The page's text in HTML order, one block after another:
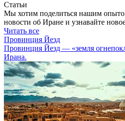
Статьи
Мы хотим поделиться нашим
новости об Иране и узнавайте
Читать все
Провинция Йезд
Провинция Йезд — «земля
Ирана.